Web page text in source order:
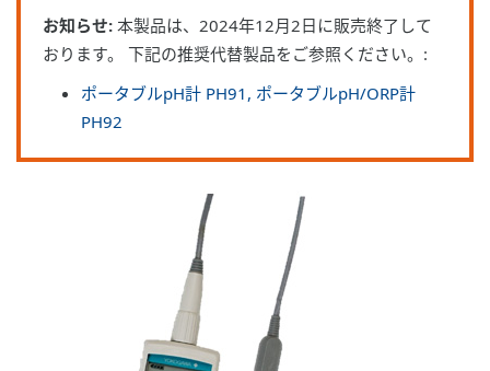
お知らせ: 本製品は、2024年12月2日に販売終了して
おります。 下記の推奨代替製品をご参照ください。:
ポータブルpH計 PH91, ポータブルpH/ORP計
PH92